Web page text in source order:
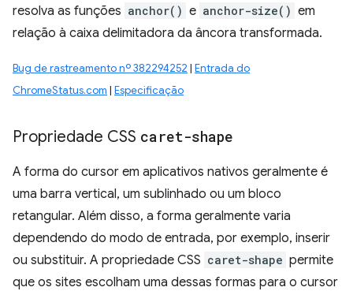
resolva as funções anchor() e anchor-size() em
relação à caixa delimitadora da âncora transformada.
Bug de rastreamento nº 382294252 | Entrada do
ChromeStatus.com | Especificação
Propriedade CSS caret-shape
A forma do cursor em aplicativos nativos geralmente é
uma barra vertical, um sublinhado ou um bloco
retangular. Além disso, a forma geralmente varia
dependendo do modo de entrada, por exemplo, inserir
ou substituir. A propriedade CSS caret-shape permite
que os sites escolham uma dessas formas para o cursor